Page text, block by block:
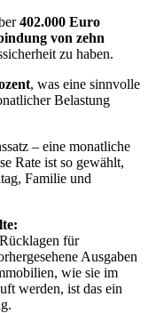
402.000 Euro
von zehn
zu haben.
, was eine sinnvolle
Belastung
– eine monatliche
Rate ist so gewählt,
Familie und
für
Ausgaben
wie sie im
werden, ist das ein